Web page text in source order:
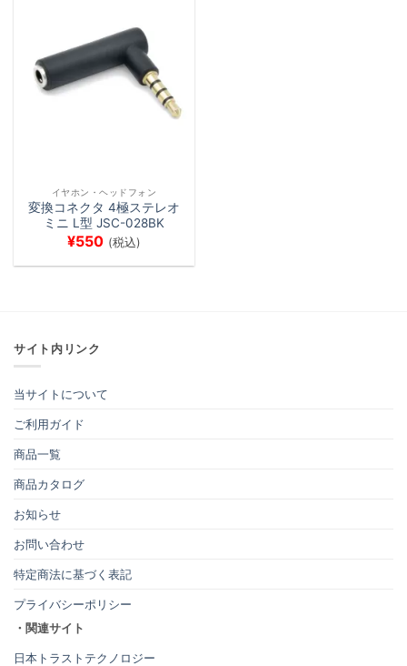
イヤホン・ヘッドフォン
変換コネクタ 4極ステレオ
ミニ L型 JSC-028BK
¥550 (税込)
サイト内リンク
当サイトについて
ご利用ガイド
商品一覧
商品カタログ
お知らせ
お問い合わせ
特定商法に基づく表記
プライバシーポリシー
・関連サイト
日本トラストテクノロジー